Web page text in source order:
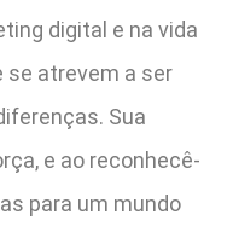
digital e na vida
se atrevem a ser
Sua
e ao reconhecê-
para um mundo